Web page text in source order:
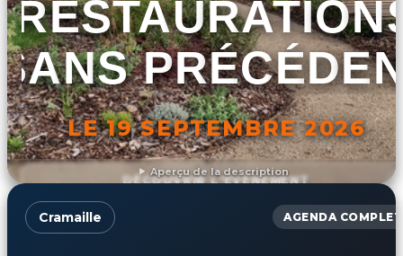
Aperçu de la description
LE 19 SEPTEMBRE 2026
DÉCOUVRIR L'ÉVÉNEMENT
Cramaille AGENDA COMPLET